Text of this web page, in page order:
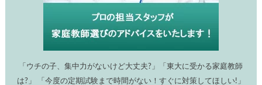
「ウチの子、集中力がないけど大丈夫?」「東大に受かる家庭教師
は?」 「今度の定期試験まで時間がない！すぐに対策してほしい!」